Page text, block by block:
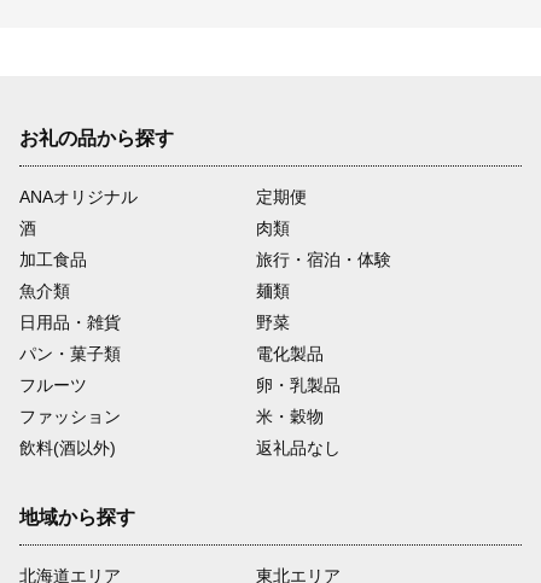
お礼の品から探す
ANAオリジナル
定期便
酒
肉類
加工食品
旅行・宿泊・体験
魚介類
麺類
日用品・雑貨
野菜
パン・菓子類
電化製品
フルーツ
卵・乳製品
ファッション
米・穀物
飲料(酒以外)
返礼品なし
地域から探す
北海道エリア
東北エリア